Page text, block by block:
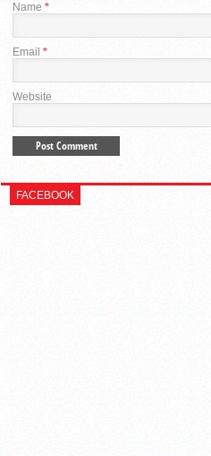
Name *
Email *
Website
FACEBOOK